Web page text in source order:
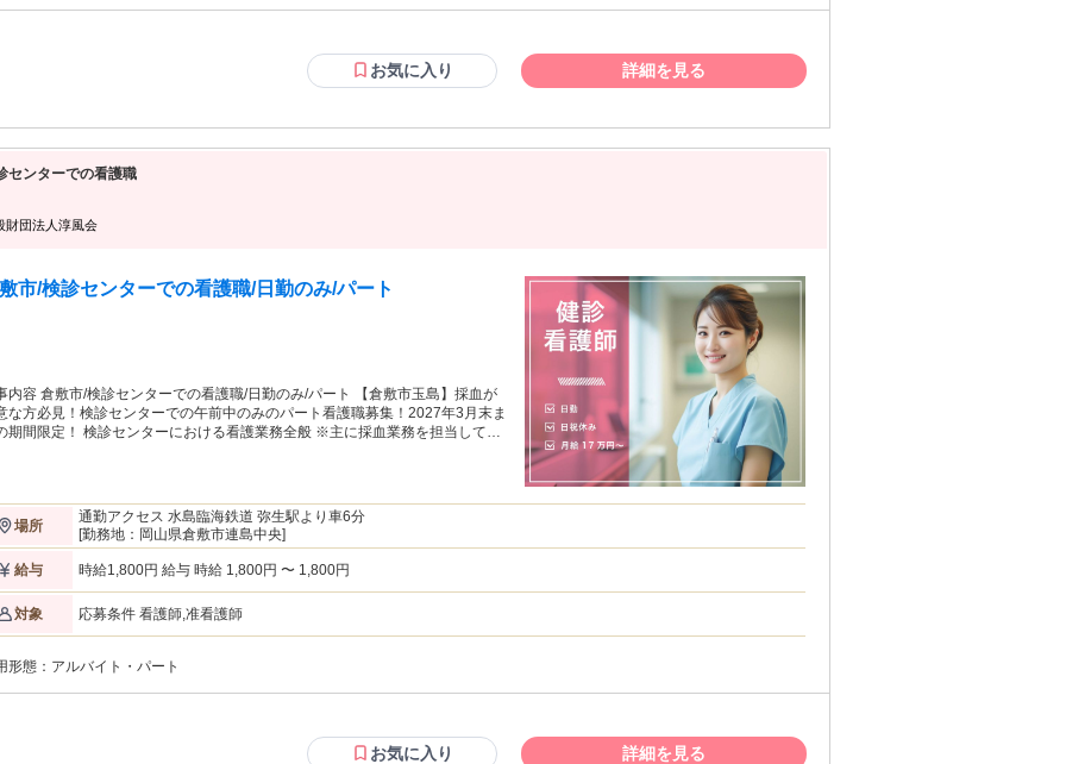
★初回面談から最終評価まで一貫して担当 ★面談・指導は全てオンラインで
力 ★専用アプリを使ったメッセージ送信（継続支援・相談対応など） ・必要
じて電話等で連絡もあり ※電話業務はイレギュラー時のみ：初回面談の予約
則システムで行うため、テレアポ業務は原則なしです！
とのWワークは大歓迎です！ （※対象者様からの急な連絡や弊社との業務連絡に対し、平日の昼間にも一定のや
り取りが可能な方、かつご自身で引き受けた業務を滞りなく遂行できる方に限らせていただきます。） 【 こんな
方にピッタリの求人です！】 ・別のパートやフリーランスのお仕事と「Wワーク」したい方 ・夕方17時以降や土
資格はあるけれど実務経験がない、またはブランクがある方（手厚い導入サポートがあるので安心です！） ・
「家事や育児の合間」を活用して、家庭と無理なく両立したい方 《 働き方のイメージ（Wワークの稼働例）》
「午前中は他のお仕事、夜19時から自宅で面談」など、ご自身の都合に合わせて自由にスケジュールを組めま
す。 （※面談業務＋ご自身の好きなタイミングで行う事務作業を合わせて、ご自身のペースで月20件程度(初回面
での安心ステップ 》 契約締結から面談デビューまでは約2ヶ月間。事前のオンライン業務説明（システム利用の
オリエンテーション・理解度チェックあり）など、弊社独自の丁寧な導入準備期間を設けています。「いきなり
お気に入り 詳細を見る
センターでの看護職
財団法人淳風会
市/検診センターでの看護職/日勤のみ/パート
内容 倉敷市/検診センターでの看護職/日勤のみ/パート 【倉敷市玉島】採血が
な方必見！検診センターでの午前中のみのパート看護職募集！2027年3月末ま
期間限定！ 検診センターにおける看護業務全般 ※主に採血業務を担当してい
のみのパート求人！プライベートと両立が可能！ ・1,800円の高時給！ ・期
定ですが、契約更新の可能性あり！ ・勤務日数は、週3日～5日で応相談！ 本
は職業紹介事業者である株式会社キャリアプランニング 医療系求人サイトに
紹介案件です。
場所
通勤アクセス 水島臨海鉄道 弥生駅より車6分
[勤務地：岡山県倉敷市連島中央]
給与 時給1,800円 給与 時給 1,800円 〜 1,800円
対象 応募条件 看護師,准看護師
形態： アルバイト・パート
お気に入り 詳細を見る